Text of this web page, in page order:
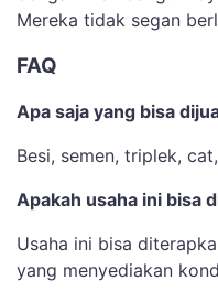
Mereka tidak segan
FAQ
Apa saja yang bisa
Besi, semen, triplek,
Apakah usaha ini bisa
Usaha ini bisa
yang menyediakan